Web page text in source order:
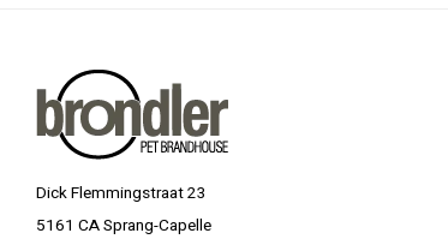
Dick Flemmingstraat 23
5161 CA Sprang-Capelle